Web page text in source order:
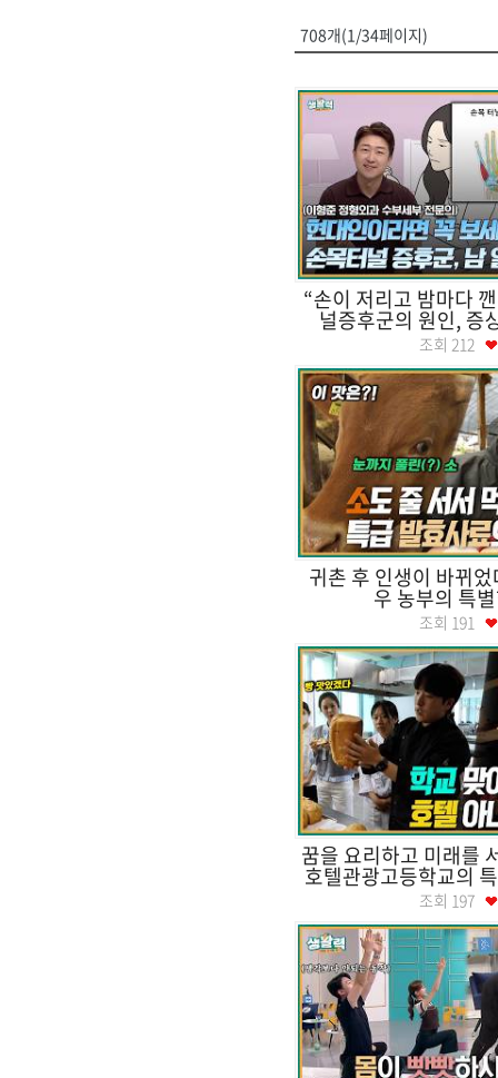
708개(1/34페이지)
“손이 저리고 밤마다
널증후군의 원인, 증
조회 212
귀촌 후 인생이 바뀌
우 농부의 특
조회 191
꿈을 요리하고 미래를
호텔관광고등학교의
조회 197